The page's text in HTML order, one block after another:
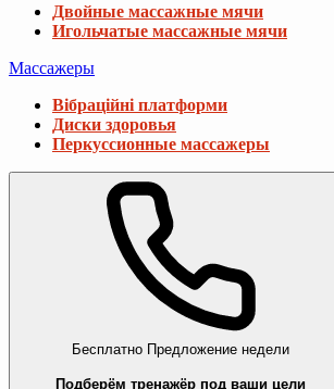
Двойные массажные мячи
Игольчатые массажные мячи
Массажеры
Вібраційні платформи
Диски здоровья
Перкуссионные массажеры
Бесплатно Предложение недели
Подберём тренажёр под ваши цели